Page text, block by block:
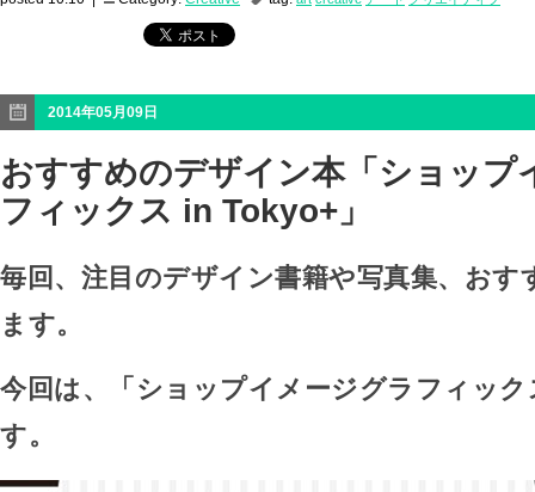
2014年05月09日
おすすめのデザイン本「ショップ
フィックス in Tokyo+」
毎回、注目のデザイン書籍や写真集、おす
ます。
今回は、「ショップイメージグラフィッ
す。